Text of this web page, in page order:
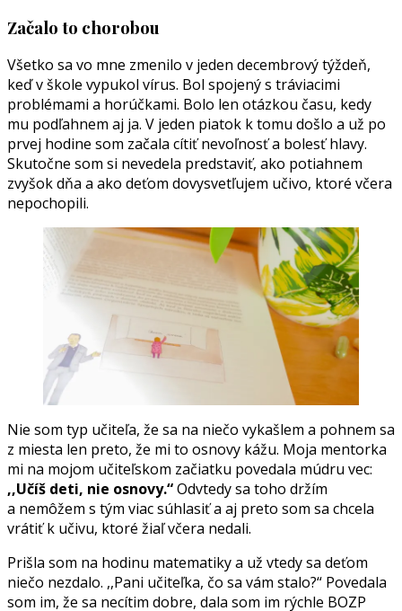
Začalo to chorobou
Všetko sa vo mne zmenilo v jeden decembrový týždeň,
keď v škole vypukol vírus. Bol spojený s tráviacimi
problémami a horúčkami. Bolo len otázkou času, kedy
mu podľahnem aj ja. V jeden piatok k tomu došlo a už po
prvej hodine som začala cítiť nevoľnosť a bolesť hlavy.
Skutočne som si nevedela predstaviť, ako potiahnem
zvyšok dňa a ako deťom dovysvetľujem učivo, ktoré včera
nepochopili.
Nie som typ učiteľa, že sa na niečo vykašlem a pohnem sa
z miesta len preto, že mi to osnovy kážu. Moja mentorka
mi na mojom učiteľskom začiatku povedala múdru vec:
,,Učíš deti, nie osnovy.“Odvtedy sa toho držím
a nemôžem s tým viac súhlasiť a aj preto som sa chcela
vrátiť k učivu, ktoré žiaľ včera nedali.
Prišla som na hodinu matematiky a už vtedy sa deťom
niečo nezdalo. ,,Pani učiteľka, čo sa vám stalo?“ Povedala
som im, že sa necítim dobre, dala som im rýchle BOZP